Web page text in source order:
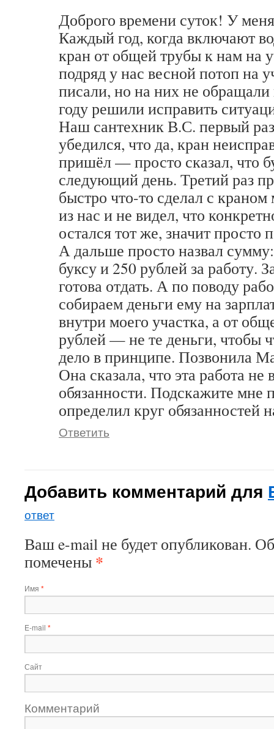
Доброго времени суток! У
Каждый год, когда включают
кран от общей трубы к нам на
подряд у нас весной потоп на
писали, но на них не
году решили исправить
Наш сантехник В.С. первый
убедился, что да, кран
пришёл — просто сказал, что
следующий день. Третий раз
быстро что-то сделал с
из нас и не видел, что
остался тот же, значит просто
А дальше просто назвал
буксу и 250 рублей за работу.
готова отдать. А по поводу
собираем деньги ему на
внутри моего участка, а от
рублей — не те деньги, чтобы
дело в принципе. Позвонила
Она сказала, что эта работа не
обязанности. Подскажите мне
определил круг обязанностей
Ответить
Добавить комментарий для
ответ
Ваш e-mail не будет опубликован.
помечены *
Имя *
E-mail *
Сайт
Комментарий